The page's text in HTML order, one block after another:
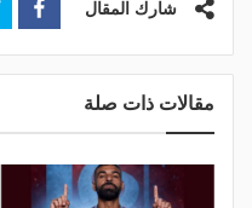
شارك المقال
مقالات ذات صلة